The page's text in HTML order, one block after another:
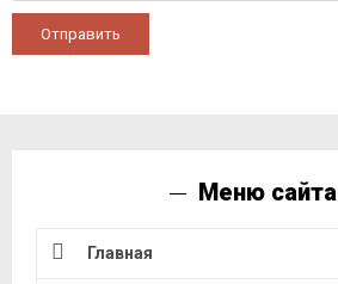
Отправить
Меню сайта
Главная